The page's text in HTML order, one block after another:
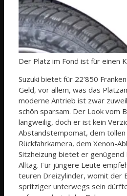
Der Platz im Fond ist für einen
Suzuki bietet für 22’850
Geld, vor allem, was das
moderne Antrieb ist zwar
schön sparsam. Der Look vom
langweilig, doch er ist kein
Abstandstempomat, dem
Rückfahrkamera, dem Xenon-
Sitzheizung bietet er
Alltag. Für jüngere Leute
teuren Dreizylinder, womit der
spritziger unterwegs sein